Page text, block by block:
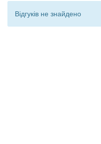
Відгуків не знайдено